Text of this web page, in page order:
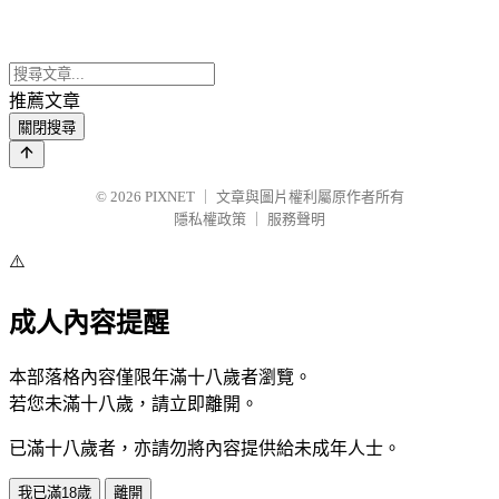
推薦文章
關閉搜尋
© 2026 PIXNET
文章與圖片權利屬原作者所有
隱私權政策
服務聲明
⚠️
成人內容提醒
本部落格內容僅限年滿十八歲者瀏覽。
若您未滿十八歲，請立即離開。
已滿十八歲者，亦請勿將內容提供給未成年人士。
我已滿18歲 離開